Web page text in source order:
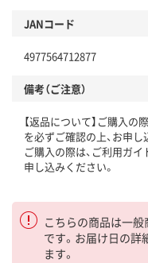
JANコード
4977564712877
備考（ご注意）
【返品について】ご購入の
を必ずご確認の上、お申し
ご購入の際は、ご利用ガイ
申し込みください。
こちらの商品は一
です。お届け日の
ます。